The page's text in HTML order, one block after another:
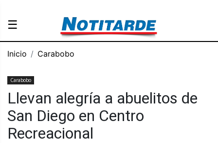
☰
Inicio Carabobo
Carabobo
Llevan alegría a abuelitos de
San Diego en Centro
Recreacional